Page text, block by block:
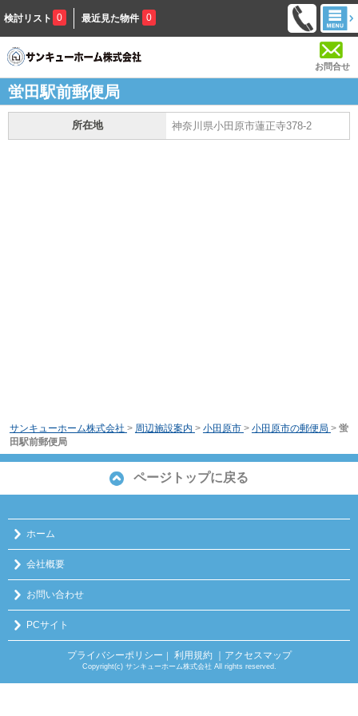
検討リスト 0 最近見た物件 0
お問合せ
蛍田駅前郵便局
所在地 神奈川県小田原市蓮正寺378-2
サンキューホーム株式会社 > 周辺施設案内 > 小田原市 > 小田原市の郵便局 > 蛍
田駅前郵便局
ページトップに戻る
ホーム
会社概要
お問い合わせ
PCサイト
プライバシーポリシー ｜ 利用規約 ｜アクセスマップ
Copyright(c) サンキューホーム株式会社 All rights reserved.